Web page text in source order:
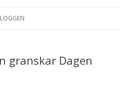
granskar Dagen